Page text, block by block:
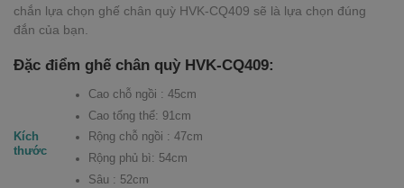
chắn lựa chọn ghế chân quỳ HVK-CQ409 sẽ là lựa chọn đúng
đắn của bạn.
Đặc điểm ghế chân quỳ HVK-CQ409:
Kích
thước
Cao chỗ ngồi : 45cm
Cao tổng thể: 91cm
Rộng chỗ ngồi : 47cm
Rộng phủ bì: 54cm
Sâu : 52cm